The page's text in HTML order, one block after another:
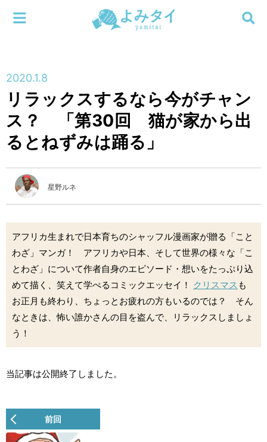
連載
新刊
編集部
検索する
メニューを閉じる
2020.1.8
リラックスするなら今がチャン
ス？ 「第30回 猫が家から出
るとねずみは踊る」
星野ルネ
アフリカ生まれで日本育ちのシャッフル漫画家が贈る「こと
わざ」マンガ！ アフリカや日本、そして世界の様々な「こ
とわざ」について作者自身のエピソード・想いをたっぷり込
めて描く、笑えて学べるコミックエッセイ！
クリスマス も
お正月も終わり、ちょっとお疲れの方もいるのでは？ そん
なときは、怖い誰かさんの目を盗んで、リラックスしましょ
う！
当記事は公開終了しました。
前回